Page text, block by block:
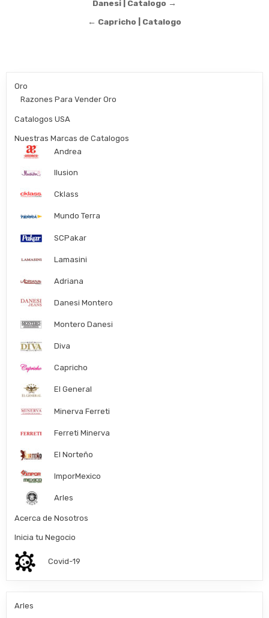
navigation
Danesi | Catalogo →
← Capricho | Catalogo
Oro
Razones Para Vender Oro
Catalogos USA
Nuestras Marcas de Catalogos
Andrea
Ilusion
Cklass
Mundo Terra
SCPakar
Lamasini
Adriana
Danesi Montero
Montero Danesi
Diva
Capricho
El General
Minerva Ferreti
Ferreti Minerva
El Norteño
ImporMexico
Arles
Acerca de Nosotros
Inicia tu Negocio
Covid-19
Arles